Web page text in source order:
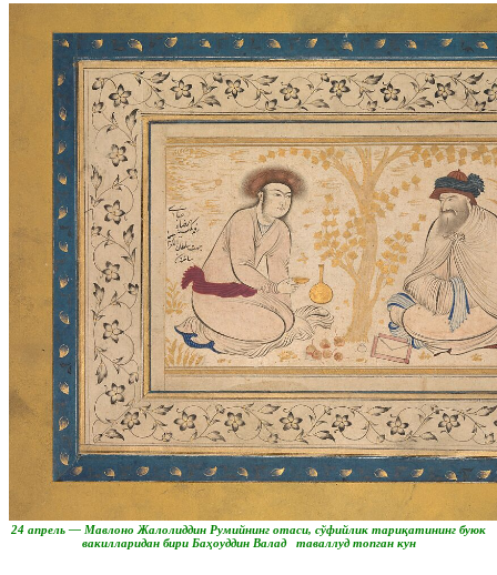
24 апрель — Мавлоно Жалолиддин Румийнинг отаси, сўфийлик тариқатининг буюк
вакилларидан бири Баҳоуддин Валад таваллуд топган кун